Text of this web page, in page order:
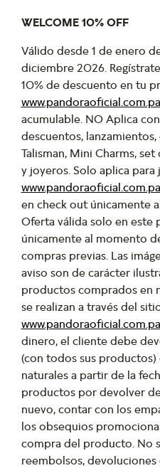
WELCOME 10% OFF
Válido desde 1 de enero
diciembre 2026.
10% de descuento en tu
www.pandoraoficial.com.pa
acumulable. NO Aplica
descuentos,
Talisman, Mini Charms,
y joyeros. Solo aplica
www.pandoraoficial.com.pa
en check out únicamente
Oferta válida solo en este
únicamente al momento
compras previas. Las
aviso son de carácter
productos comprados en
se realizan a través del
www.pandoraoficial.com.pa
dinero, el cliente debe
(con todos sus
naturales a partir de la
productos por devolver
nuevo, contar con los
los obsequios
compra del producto. No
reembolsos, devoluciones